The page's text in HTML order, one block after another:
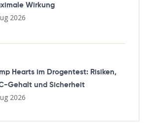
Wirkung
2026
Hearts im Drogentest: Risiken,
Gehalt und Sicherheit
2026